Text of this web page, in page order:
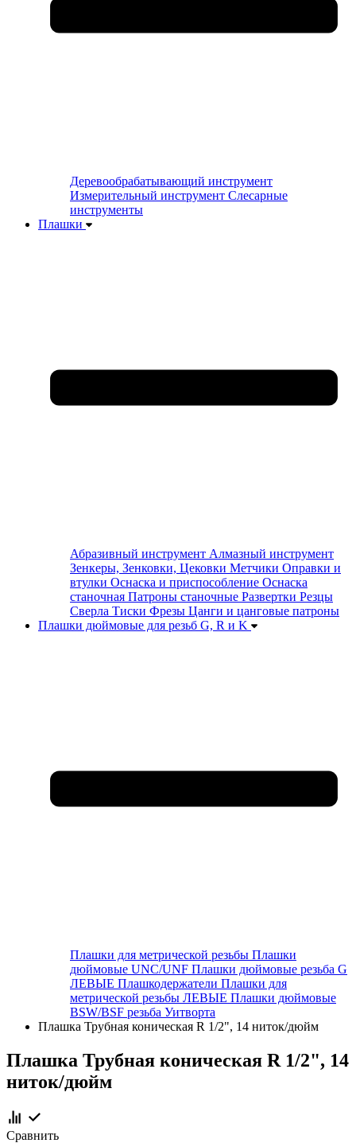
Деревообрабатывающий инструмент
Измерительный инструмент Слесарные
инструменты
Плашки
Абразивный инструмент Алмазный инструмент
Зенкеры, Зенковки, Цековки Метчики Оправки и
втулки Оснаска и приспособление Оснаска
станочная Патроны станочные Развертки Резцы
Сверла Тиски Фрезы Цанги и цанговые патроны
Плашки дюймовые для резьб G, R и K
Плашки для метрической резьбы Плашки
дюймовые UNC/UNF Плашки дюймовые резьба G
ЛЕВЫЕ Плашкодержатели Плашки для
метрической резьбы ЛЕВЫЕ Плашки дюймовые
BSW/BSF резьба Уитворта
Плашка Трубная коническая R 1/2", 14 ниток/дюйм
Плашка Трубная коническая R 1/2", 14
ниток/дюйм
Сравнить